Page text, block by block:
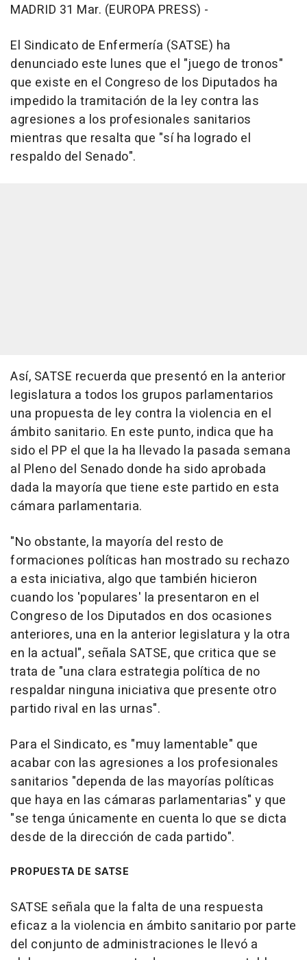
MADRID 31 Mar. (EUROPA PRESS) -
El Sindicato de Enfermería (SATSE) ha
denunciado este lunes que el "juego de tronos"
que existe en el Congreso de los Diputados ha
impedido la tramitación de la ley contra las
agresiones a los profesionales sanitarios
mientras que resalta que "sí ha logrado el
respaldo del Senado".
Así, SATSE recuerda que presentó en la anterior
legislatura a todos los grupos parlamentarios
una propuesta de ley contra la violencia en el
ámbito sanitario. En este punto, indica que ha
sido el PP el que la ha llevado la pasada semana
al Pleno del Senado donde ha sido aprobada
dada la mayoría que tiene este partido en esta
cámara parlamentaria.
"No obstante, la mayoría del resto de
formaciones políticas han mostrado su rechazo
a esta iniciativa, algo que también hicieron
cuando los 'populares' la presentaron en el
Congreso de los Diputados en dos ocasiones
anteriores, una en la anterior legislatura y la otra
en la actual", señala SATSE, que critica que se
trata de "una clara estrategia política de no
respaldar ninguna iniciativa que presente otro
partido rival en las urnas".
Para el Sindicato, es "muy lamentable" que
acabar con las agresiones a los profesionales
sanitarios "dependa de las mayorías políticas
que haya en las cámaras parlamentarias" y que
"se tenga únicamente en cuenta lo que se dicta
desde de la dirección de cada partido".
PROPUESTA DE SATSE
SATSE señala que la falta de una respuesta
eficaz a la violencia en ámbito sanitario por parte
del conjunto de administraciones le llevó a